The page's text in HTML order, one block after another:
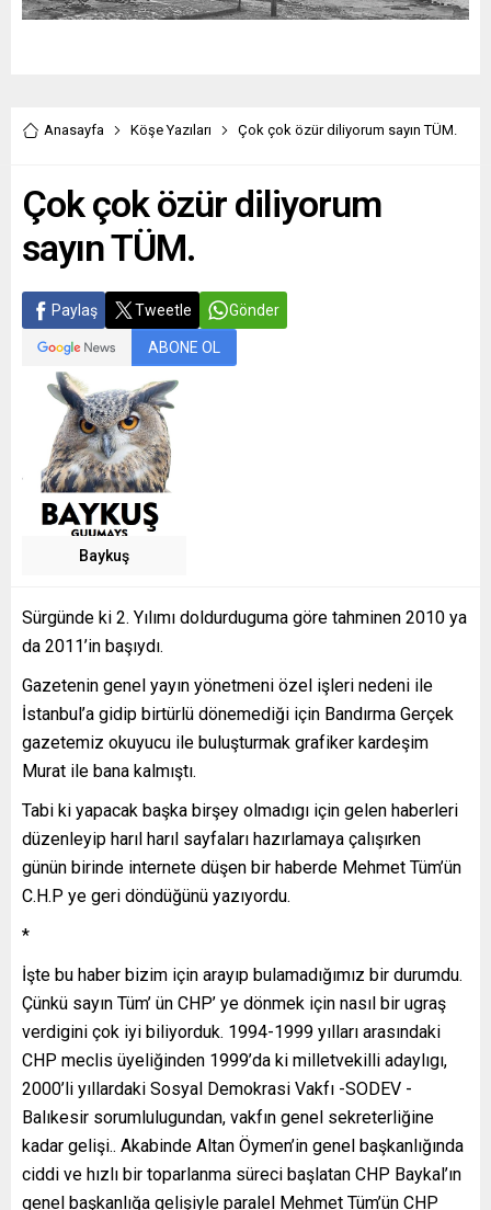
Anasayfa Köşe Yazıları Çok çok özür diliyorum sayın TÜM.
Çok çok özür diliyorum
sayın TÜM.
Paylaş Tweetle Gönder
ABONE OL
Baykuş
Sürgünde ki 2. Yılımı doldurduguma göre tahminen 2010 ya
da 2011’in başıydı.
Gazetenin genel yayın yönetmeni özel işleri nedeni ile
İstanbul’a gidip birtürlü dönemediği için Bandırma Gerçek
gazetemiz okuyucu ile buluşturmak grafiker kardeşim
Murat ile bana kalmıştı.
Tabi ki yapacak başka birşey olmadıgı için gelen haberleri
düzenleyip harıl harıl sayfaları hazırlamaya çalışırken
günün birinde internete düşen bir haberde Mehmet Tüm’ün
C.H.P ye geri döndüğünü yazıyordu.
*
İşte bu haber bizim için arayıp bulamadığımız bir durumdu.
Çünkü sayın Tüm’ ün CHP’ ye dönmek için nasıl bir ugraş
verdigini çok iyi biliyorduk. 1994-1999 yılları arasındaki
CHP meclis üyeliğinden 1999’da ki milletvekilli adaylıgı,
2000’li yıllardaki Sosyal Demokrasi Vakfı -SODEV -
Balıkesir sorumlulugundan, vakfın genel sekreterliğine
kadar gelişi.. Akabinde Altan Öymen’in genel başkanlığında
ciddi ve hızlı bir toparlanma süreci başlatan CHP Baykal’ın
genel başkanlığa gelişiyle paralel Mehmet Tüm’ün CHP